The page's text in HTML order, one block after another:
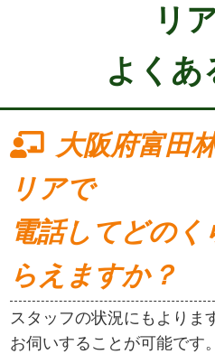
リ
よくあ
大阪府富田
リアで
電話してどのく
らえますか？
スタッフの状況にもよりま
お伺いすることが可能です